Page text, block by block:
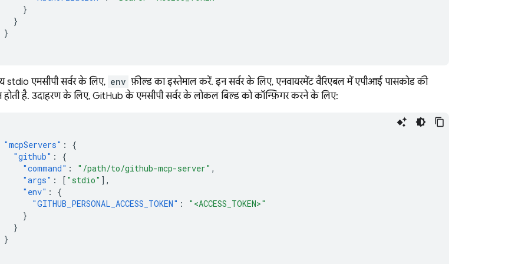
}
}
}
stdio एमसीपी सर्वर के लिए, env फ़ील्ड का इस्तेमाल करें. इन सर्वर के लिए, एनवायरमेंट वैरिएबल में एपीआई पासकोड की
है. उदाहरण के लिए, GitHub के एमसीपी सर्वर के लोकल बिल्ड को कॉन्फ़िगर करने के लिए:
"mcpServers" :
{
"github" :
{
"command" : "/path/to/github-mcp-server" ,
"args" : [ "stdio" ],
"env" :
{
"GITHUB_PERSONAL_ACCESS_TOKEN" :
"<ACCESS_TOKEN>"
}
}
}